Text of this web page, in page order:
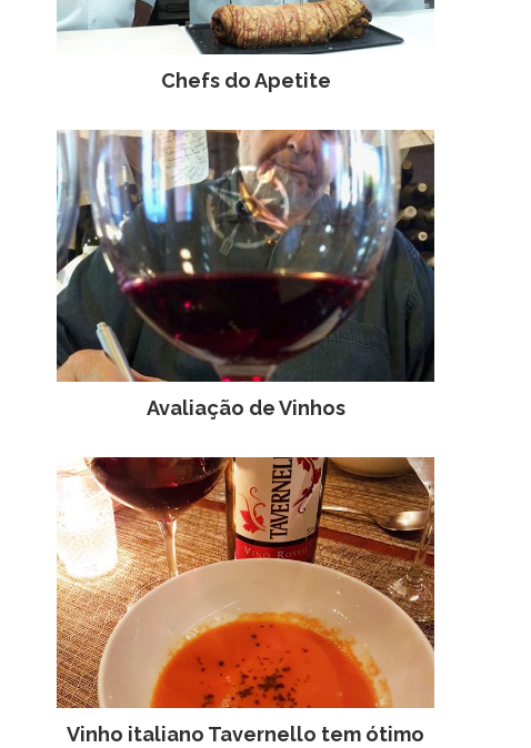
Chefs do Apetite
Avaliação de Vinhos
Vinho italiano Tavernello tem ótimo